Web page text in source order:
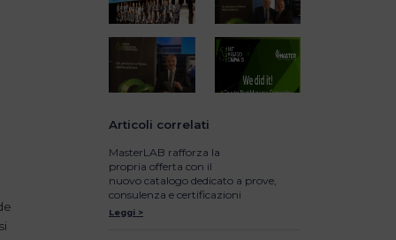
Articoli correlati
MasterLAB rafforza la
propria offerta con il
nuovo catalogo dedicato a prove,
consulenza e certificazioni
Leggi >